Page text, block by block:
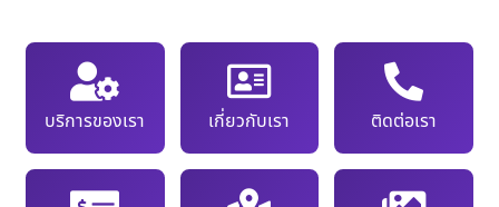
บริการของเรา เกี่ยวกับเรา ติดต่อเรา